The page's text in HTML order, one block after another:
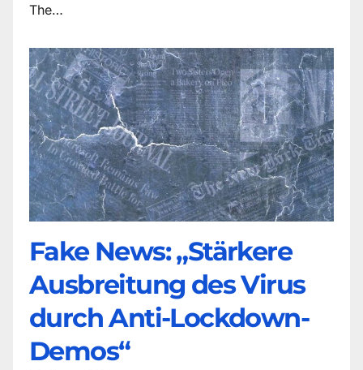
The…
Fake News: „Stärkere
Ausbreitung des Virus
durch Anti-Lockdown-
Demos“